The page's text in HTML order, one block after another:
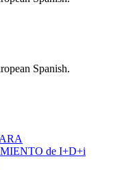
Spanish.
de I+D+i